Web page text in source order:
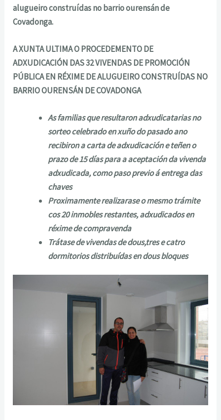
alugueiro construídas no barrio ourensán de
Covadonga.
A XUNTA ULTIMA O PROCEDEMENTO DE
ADXUDICACIÓN DAS 32 VIVENDAS DE PROMOCIÓN
PÚBLICA EN RÉXIME DE ALUGUEIRO CONSTRUÍDAS NO
BARRIO OURENSÁN DE COVADONGA
As familias que resultaron adxudicatarias no
sorteo celebrado en xuño do pasado ano
recibiron a carta de adxudicación e teñen o
prazo de 15 días para a aceptación da vivenda
adxudicada, como paso previo á entrega das
chaves
Proximamente realizarase o mesmo trámite
cos 20 inmobles restantes, adxudicados en
réxime de compravenda
Trátase de vivendas de dous,tres e catro
dormitorios distribuídas en dous bloques